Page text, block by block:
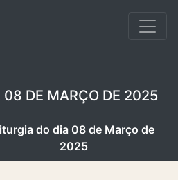
08 DE MARÇO DE 2025
do dia 08 de Março de
2025